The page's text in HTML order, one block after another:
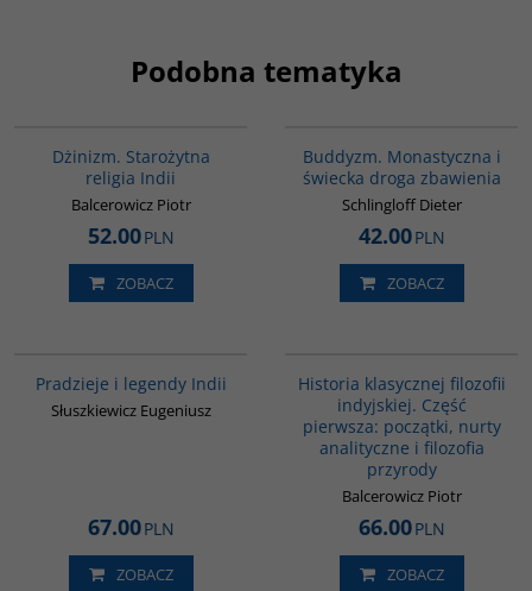
Podobna tematyka
Dżinizm. Starożytna
religia Indii
Balcerowicz Piotr
52.00PLN
ZOBACZ
Buddyzm. Monastyczna i
świecka droga zbawienia
Schlingloff Dieter
42.00PLN
ZOBACZ
Pradzieje i legendy Indii
Słuszkiewicz Eugeniusz
67.00PLN
ZOBACZ
Historia klasycznej filozofii
indyjskiej. Część
pierwsza: początki, nurty
analityczne i filozofia
przyrody
Balcerowicz Piotr
66.00PLN
ZOBACZ